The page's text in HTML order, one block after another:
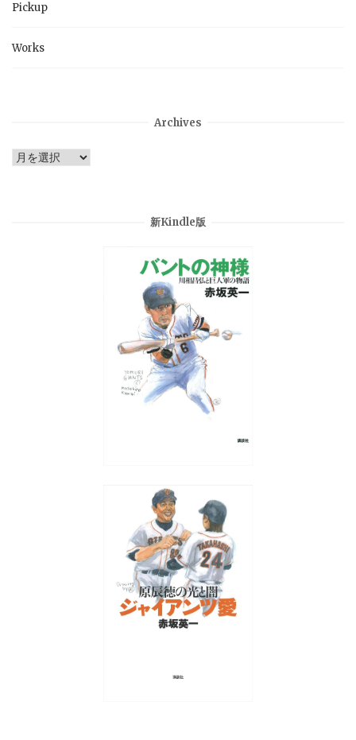
Pickup
Works
Archives
Archives
新Kindle版